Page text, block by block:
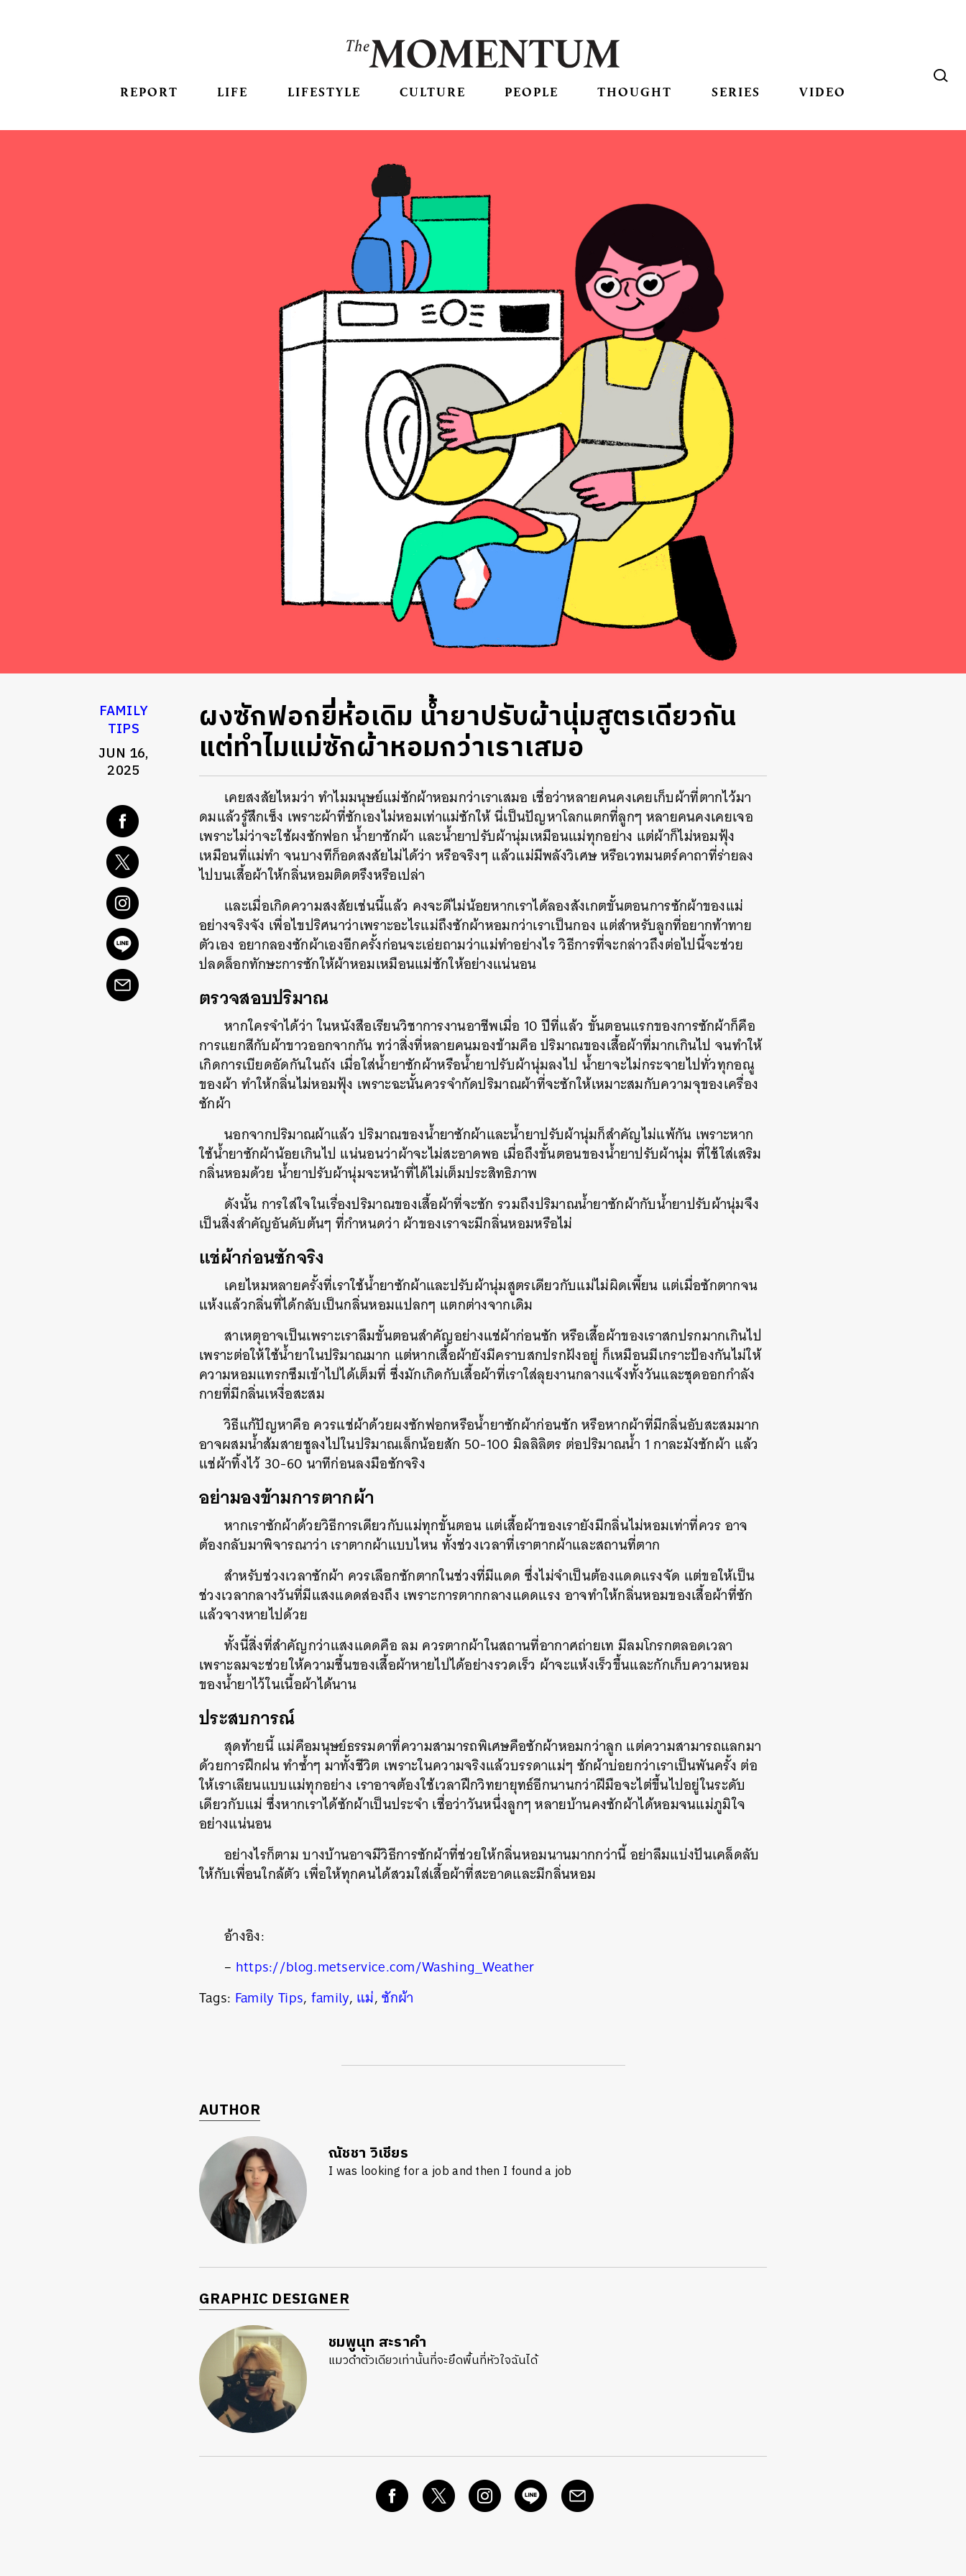
REPORT LIFE LIFESTYLE CULTURE PEOPLE THOUGHT SERIES VIDEO
FAMILY
TIPS
JUN 16,
2025
ผงซักฟอกยี่ห้อเดิม น้ำยาปรับผ้านุ่มสูตรเดียวกัน
แต่ทำไมแม่ซักผ้าหอมกว่าเราเสมอ
เคยสงสัยไหมว่า ทำไมมนุษย์แม่ซักผ้าหอมกว่าเราเสมอ เชื่อว่าหลายคนคงเคยเก็บผ้าที่ตากไว้มา
ดมแล้วรู้สึกเซ็ง เพราะผ้าที่ซักเองไม่หอมเท่าแม่ซักให้ นี่เป็นปัญหาโลกแตกที่ลูกๆ หลายคนคงเคยเจอ
เพราะไม่ว่าจะใช้ผงซักฟอก น้ำยาซักผ้า และน้ำยาปรับผ้านุ่มเหมือนแม่ทุกอย่าง แต่ผ้าก็ไม่หอมฟุ้ง
เหมือนที่แม่ทำ จนบางทีก็อดสงสัยไม่ได้ว่า หรือจริงๆ แล้วแม่มีพลังวิเศษ หรือเวทมนตร์คาถาที่ร่ายลง
ไปบนเสื้อผ้าให้กลิ่นหอมติดตรึงหรือเปล่า
และเมื่อเกิดความสงสัยเช่นนี้แล้ว คงจะดีไม่น้อยหากเราได้ลองสังเกตขั้นตอนการซักผ้าของแม่
อย่างจริงจัง เพื่อไขปริศนาว่าเพราะอะไรแม่ถึงซักผ้าหอมกว่าเราเป็นกอง แต่สำหรับลูกที่อยากท้าทาย
ตัวเอง อยากลองซักผ้าเองอีกครั้งก่อนจะเอ่ยถามว่าแม่ทำอย่างไร วิธีการที่จะกล่าวถึงต่อไปนี้จะช่วย
ปลดล็อกทักษะการซักให้ผ้าหอมเหมือนแม่ซักให้อย่างแน่นอน
ตรวจสอบปริมาณ
หากใครจำได้ว่า ในหนังสือเรียนวิชาการงานอาชีพเมื่อ 10 ปีที่แล้ว ขั้นตอนแรกของการซักผ้าก็คือ
การแยกสีกับผ้าขาวออกจากกัน ทว่าสิ่งที่หลายคนมองข้ามคือ ปริมาณของเสื้อผ้าที่มากเกินไป จนทำให้
เกิดการเบียดอัดกันในถัง เมื่อใส่น้ำยาซักผ้าหรือน้ำยาปรับผ้านุ่มลงไป น้ำยาจะไม่กระจายไปทั่วทุกอณู
ของผ้า ทำให้กลิ่นไม่หอมฟุ้ง เพราะฉะนั้นควรจำกัดปริมาณผ้าที่จะซักให้เหมาะสมกับความจุของเครื่อง
ซักผ้า
นอกจากปริมาณผ้าแล้ว ปริมาณของน้ำยาซักผ้าและน้ำยาปรับผ้านุ่มก็สำคัญไม่แพ้กัน เพราะหาก
ใช้น้ำยาซักผ้าน้อยเกินไป แน่นอนว่าผ้าจะไม่สะอาดพอ เมื่อถึงขั้นตอนของน้ำยาปรับผ้านุ่ม ที่ใช้ใส่เสริม
กลิ่นหอมด้วย น้ำยาปรับผ้านุ่มจะหน้าที่ได้ไม่เต็มประสิทธิภาพ
ดังนั้น การใส่ใจในเรื่องปริมาณของเสื้อผ้าที่จะซัก รวมถึงปริมาณน้ำยาซักผ้ากับน้ำยาปรับผ้านุ่มจึง
เป็นสิ่งสำคัญอันดับต้นๆ ที่กำหนดว่า ผ้าของเราจะมีกลิ่นหอมหรือไม่
แช่ผ้าก่อนซักจริง
เคยไหมหลายครั้งที่เราใช้น้ำยาซักผ้าและปรับผ้านุ่มสูตรเดียวกับแม่ไม่ผิดเพี้ยน แต่เมื่อซักตากจน
แห้งแล้วกลิ่นที่ได้กลับเป็นกลิ่นหอมแปลกๆ แตกต่างจากเดิม
สาเหตุอาจเป็นเพราะเราลืมขั้นตอนสำคัญอย่างแช่ผ้าก่อนซัก หรือเสื้อผ้าของเราสกปรกมากเกินไป
เพราะต่อให้ใช้น้ำยาในปริมาณมาก แต่หากเสื้อผ้ายังมีคราบสกปรกฝังอยู่ ก็เหมือนมีเกราะป้องกันไม่ให้
ความหอมแทรกซึมเข้าไปได้เต็มที่ ซึ่งมักเกิดกับเสื้อผ้าที่เราใส่ลุยงานกลางแจ้งทั้งวันและชุดออกกำลัง
กายที่มีกลิ่นเหงื่อสะสม
วิธีแก้ปัญหาคือ ควรแช่ผ้าด้วยผงซักฟอกหรือน้ำยาซักผ้าก่อนซัก หรือหากผ้าที่มีกลิ่นอับสะสมมาก
อาจผสมน้ำส้มสายชูลงไปในปริมาณเล็กน้อยสัก 50-100 มิลลิลิตร ต่อปริมาณน้ำ 1 กาละมังซักผ้า แล้ว
แช่ผ้าทิ้งไว้ 30-60 นาทีก่อนลงมือซักจริง
อย่ามองข้ามการตากผ้า
หากเราซักผ้าด้วยวิธีการเดียวกับแม่ทุกขั้นตอน แต่เสื้อผ้าของเรายังมีกลิ่นไม่หอมเท่าที่ควร อาจ
ต้องกลับมาพิจารณาว่า เราตากผ้าแบบไหน ทั้งช่วงเวลาที่เราตากผ้าและสถานที่ตาก
สำหรับช่วงเวลาซักผ้า ควรเลือกซักตากในช่วงที่มีแดด ซึ่งไม่จำเป็นต้องแดดแรงจัด แต่ขอให้เป็น
ช่วงเวลากลางวันที่มีแสงแดดส่องถึง เพราะการตากกลางแดดแรง อาจทำให้กลิ่นหอมของเสื้อผ้าที่ซัก
แล้วจางหายไปด้วย
ทั้งนี้สิ่งที่สำคัญกว่าแสงแดดคือ ลม ควรตากผ้าในสถานที่อากาศถ่ายเท มีลมโกรกตลอดเวลา
เพราะลมจะช่วยให้ความชื้นของเสื้อผ้าหายไปได้อย่างรวดเร็ว ผ้าจะแห้งเร็วขึ้นและกักเก็บความหอม
ของน้ำยาไว้ในเนื้อผ้าได้นาน
ประสบการณ์
สุดท้ายนี้ แม่คือมนุษย์ธรรมดาที่ความสามารถพิเศษคือซักผ้าหอมกว่าลูก แต่ความสามารถแลกมา
ด้วยการฝึกฝน ทำซ้ำๆ มาทั้งชีวิต เพราะในความจริงแล้วบรรดาแม่ๆ ซักผ้าบ่อยกว่าเราเป็นพันครั้ง ต่อ
ให้เราเลียนแบบแม่ทุกอย่าง เราอาจต้องใช้เวลาฝึกวิทยายุทธ์อีกนานกว่าฝีมือจะไต่ขึ้นไปอยู่ในระดับ
เดียวกับแม่ ซึ่งหากเราได้ซักผ้าเป็นประจำ เชื่อว่าวันหนึ่งลูกๆ หลายบ้านคงซักผ้าได้หอมจนแม่ภูมิใจ
อย่างแน่นอน
อย่างไรก็ตาม บางบ้านอาจมีวิธีการซักผ้าที่ช่วยให้กลิ่นหอมนานมากกว่านี้ อย่าลืมแบ่งปันเคล็ดลับ
ให้กับเพื่อนใกล้ตัว เพื่อให้ทุกคนได้สวมใส่เสื้อผ้าที่สะอาดและมีกลิ่นหอม
อ้างอิง:
– https://blog.metservice.com/Washing_Weather
Tags: Family Tips, family, แม่,ซักผ้า
AUTHOR
ณัชชา วิเชียร
I was looking for a job and then I found a job
GRAPHIC DESIGNER
ชมพูนุท สะราคำ
แมวดำตัวเดียวเท่านั้นที่จะยึดพื้นที่หัวใจฉันได้